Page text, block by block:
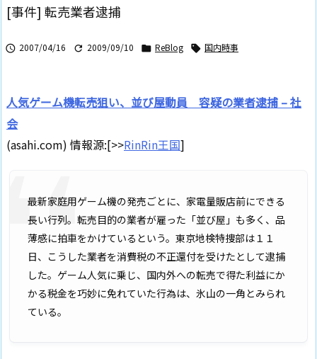
[事件] 転売業者逮捕
 2007/04/16  2009/09/10  ReBlog  国内時事
人気ゲーム機転売狙い、並び屋動員 容疑の業者逮捕 – 社
会
(asahi.com) 情報源:[>>RinRin王国]
最新家庭用ゲーム機の発売ごとに、家電量販店前にできる
長い行列。転売目的の業者が雇った「並び屋」も多く、品
薄感に拍車をかけているという。東京地検特捜部は１１
日、こうした業者を消費税の不正還付を受けたとして逮捕
した。ゲーム人気に乗じ、国内外への転売で得た利益にか
かる税金を巧妙に免れていた行為は、氷山の一角とみられ
ている。